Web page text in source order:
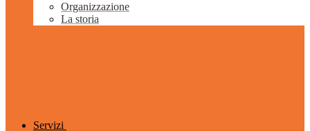
Organizzazione
La storia
Servizi